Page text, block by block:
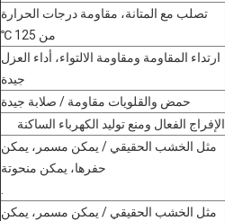
تصلب مع المتانة، مقاومة درجات الحرارة
من 125 ℃
ارتداء المقاومة ومقاومة الالتواء، أداء العزل
جيدة
حمض والقلويات مقاومة / صلابة جيدة
الإفراج الفعال ومنع توليد الكهرباء الساكنة
مثل الخشب الحقيقي / يمكن مسمر، يمكن
حفرها، يمكن منحوتة
.
مثل الخشب الحقيقي / يمكن مسمر، يمكن